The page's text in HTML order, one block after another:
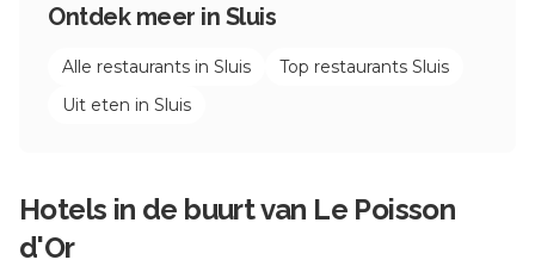
Ontdek meer in Sluis
Alle restaurants in Sluis Top restaurants Sluis
Uit eten in Sluis
Hotels in de buurt van Le Poisson
d'Or